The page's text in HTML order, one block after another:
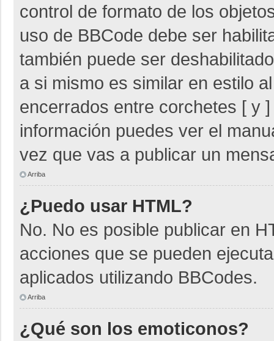
control de formato de los
uso de BBCode debe ser
también puede ser
a si mismo es similar en estilo
encerrados entre corchetes [ y
información puedes ver el
vez que vas a publicar un
Arriba
¿Puedo usar HTML?
No. No es posible publicar en
acciones que se pueden
aplicados utilizando BBCodes.
Arriba
¿Qué son los emoticonos?